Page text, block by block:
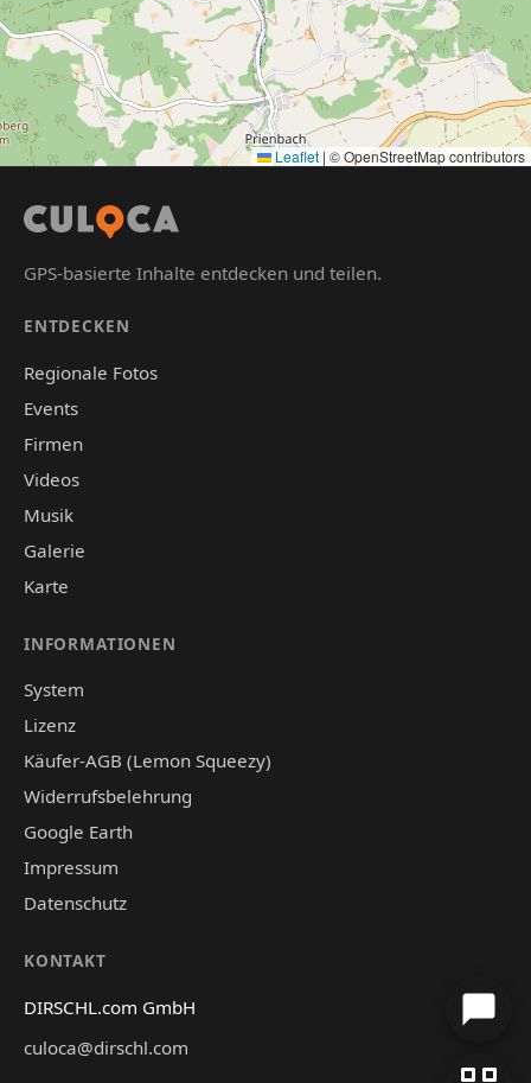
Leaflet | © OpenStreetMap contributors
GPS-basierte Inhalte entdecken und teilen.
ENTDECKEN
Regionale Fotos
Events
Firmen
Videos
Musik
Galerie
Karte
INFORMATIONEN
System
Lizenz
Käufer-AGB (Lemon Squeezy)
Widerrufsbelehrung
Google Earth
Impressum
Datenschutz
KONTAKT
DIRSCHL.com GmbH
culoca@dirschl.com